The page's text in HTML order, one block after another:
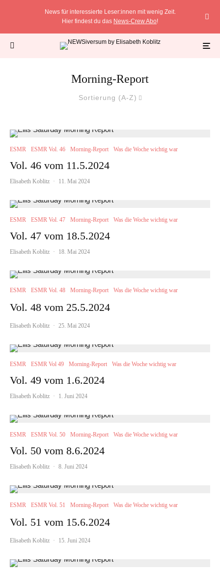
News für interessierte Leser:innen mit wenig Zeit.
Hier findest du das News-Crew Abo!
Morning-Report
Sortierung (A-Z)
ESMR ESMR Vol. 46 Morning-Report Was die Woche wichtig war
Vol. 46 vom 11.5.2024
Elisabeth Koblitz · 11. Mai 2024
ESMR ESMR Vol. 47 Morning-Report Was die Woche wichtig war
Vol. 47 vom 18.5.2024
Elisabeth Koblitz · 18. Mai 2024
ESMR ESMR Vol. 48 Morning-Report Was die Woche wichtig war
Vol. 48 vom 25.5.2024
Elisabeth Koblitz · 25. Mai 2024
ESMR ESMR Vol 49 Morning-Report Was die Woche wichtig war
Vol. 49 vom 1.6.2024
Elisabeth Koblitz · 1. Juni 2024
ESMR ESMR Vol. 50 Morning-Report Was die Woche wichtig war
Vol. 50 vom 8.6.2024
Elisabeth Koblitz · 8. Juni 2024
ESMR ESMR Vol. 51 Morning-Report Was die Woche wichtig war
Vol. 51 vom 15.6.2024
Elisabeth Koblitz · 15. Juni 2024